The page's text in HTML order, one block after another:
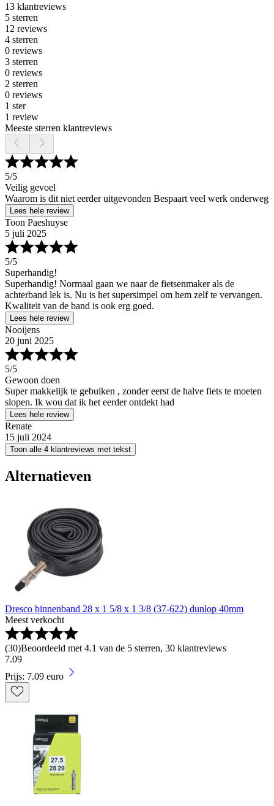
13 klantreviews
5 sterren
12 reviews
4 sterren
0 reviews
3 sterren
0 reviews
2 sterren
0 reviews
1 ster
1 review
Meeste sterren klantreviews
5/5
Veilig gevoel
Waarom is dit niet eerder uitgevonden Bespaart veel werk onderweg
Lees hele review
Toon Paeshuyse
5 juli 2025
5/5
Superhandig!
Superhandig! Normaal gaan we naar de fietsenmaker als de
achterband lek is. Nu is het supersimpel om hem zelf te vervangen.
Kwaliteit van de band is ook erg goed.
Lees hele review
Nooijens
20 juni 2025
5/5
Gewoon doen
Super makkelijk te gebuiken , zonder eerst de halve fiets te moeten
slopen. Ik wou dat ik het eerder ontdekt had
Lees hele review
Renate
15 juli 2024
Toon alle 4 klantreviews met tekst
Alternatieven
Dresco binnenband 28 x 1 5/8 x 1 3/8 (37-622) dunlop 40mm
Meest verkocht
(30)Beoordeeld met 4.1 van de 5 sterren, 30 klantreviews
7.09
Prijs: 7.09 euro